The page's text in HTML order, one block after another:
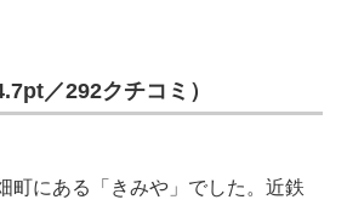
／292クチコミ）
にある「きみや」でした。近鉄